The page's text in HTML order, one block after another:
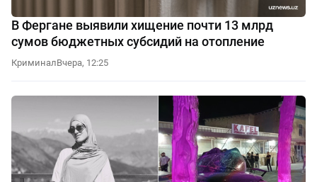
В Фергане выявили хищение почти 13 млрд
сумов бюджетных субсидий на отопление
КриминалВчера, 12:25